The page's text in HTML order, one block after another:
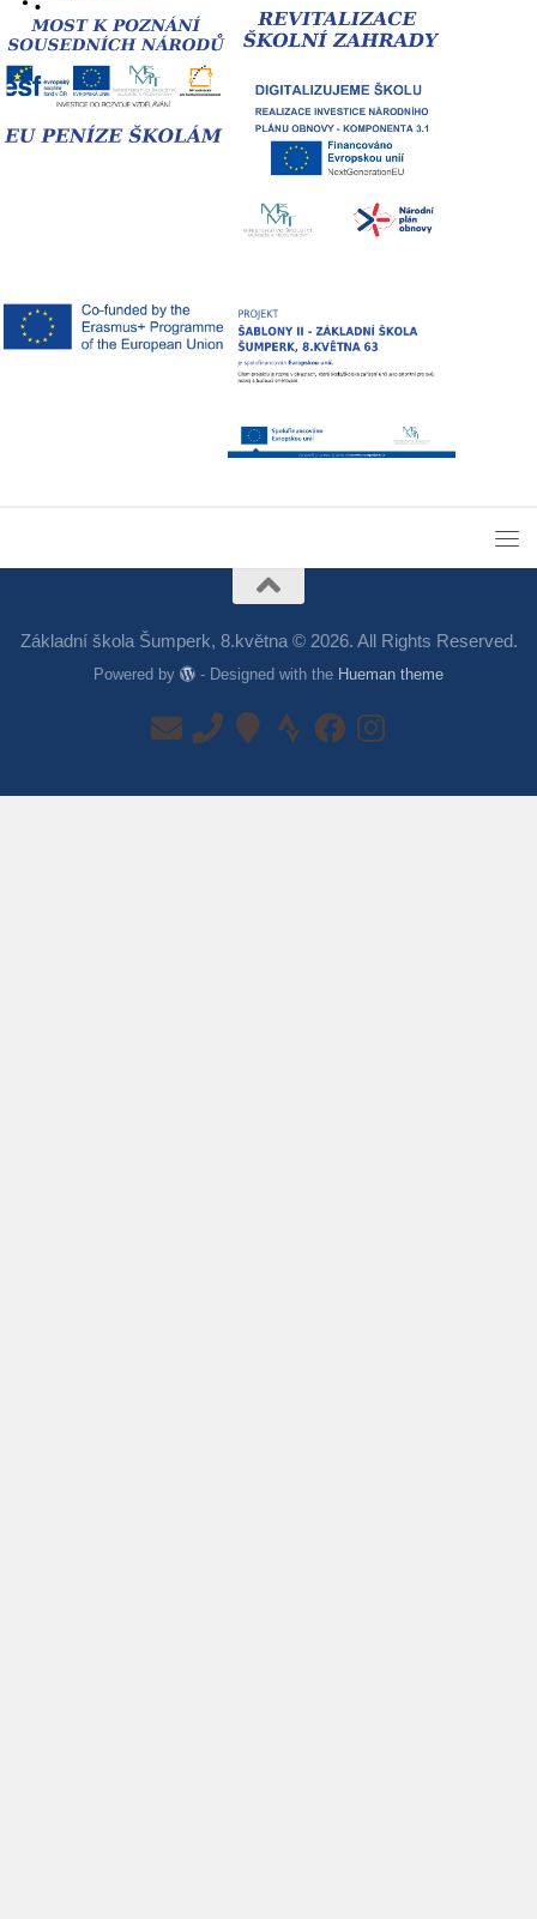
Základní škola Šumperk, 8.května © 2026. All Rights Reserved.
Powered by - Designed with the Hueman theme